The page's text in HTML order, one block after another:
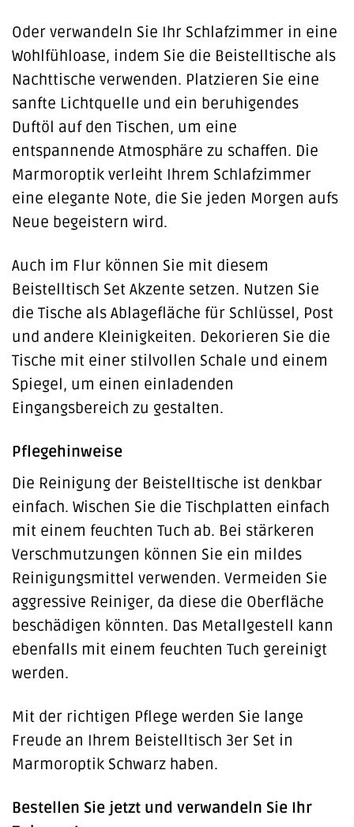
Oder verwandeln Sie Ihr Schlafzimmer in eine
Wohlfühloase, indem Sie die Beistelltische als
Nachttische verwenden. Platzieren Sie eine
sanfte Lichtquelle und ein beruhigendes
Duftöl auf den Tischen, um eine
entspannende Atmosphäre zu schaffen. Die
Marmoroptik verleiht Ihrem Schlafzimmer
eine elegante Note, die Sie jeden Morgen aufs
Neue begeistern wird.
Auch im Flur können Sie mit diesem
Beistelltisch Set Akzente setzen. Nutzen Sie
die Tische als Ablagefläche für Schlüssel, Post
und andere Kleinigkeiten. Dekorieren Sie die
Tische mit einer stilvollen Schale und einem
Spiegel, um einen einladenden
Eingangsbereich zu gestalten.
Pflegehinweise
Die Reinigung der Beistelltische ist denkbar
einfach. Wischen Sie die Tischplatten einfach
mit einem feuchten Tuch ab. Bei stärkeren
Verschmutzungen können Sie ein mildes
Reinigungsmittel verwenden. Vermeiden Sie
aggressive Reiniger, da diese die Oberfläche
beschädigen könnten. Das Metallgestell kann
ebenfalls mit einem feuchten Tuch gereinigt
werden.
Mit der richtigen Pflege werden Sie lange
Freude an Ihrem Beistelltisch 3er Set in
Marmoroptik Schwarz haben.
Bestellen Sie jetzt und verwandeln Sie Ihr